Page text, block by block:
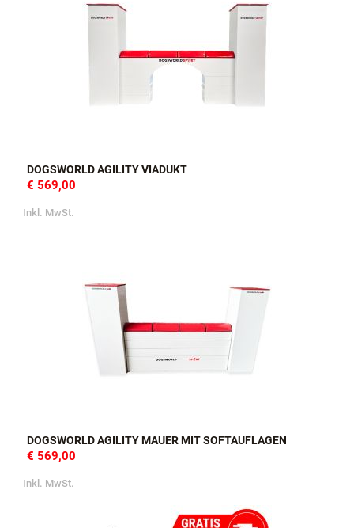
DOGSWORLD AGILITY VIADUKT
€ 569,00
Inkl. MwSt.
DOGSWORLD AGILITY MAUER MIT SOFTAUFLAGEN
€ 569,00
Inkl. MwSt.